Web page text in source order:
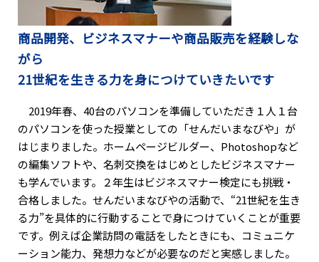
商品開発、ビジネスマナーや商品販売を経験しな
がら
21世紀を生きる力を身につけていきたいです
2019年春、40台のパソコンを準備していただき１人１台
のパソコンを使った授業としての「せんだいまなびや」が
はじまりました。ホームページビルダー、Photoshopなど
の編集ソフトや、名刺交換をはじめとしたビジネスマナー
も学んでいます。２年生はビジネスマナー検定にも挑戦・
合格しました。せんだいまなびやの活動で、“21世紀を生き
る力”を具体的に行動することで身につけていくことが重要
です。例えば企業訪問の電話をしたときにも、コミュニケ
ーション能力、発想力などが必要なのだと実感しました。